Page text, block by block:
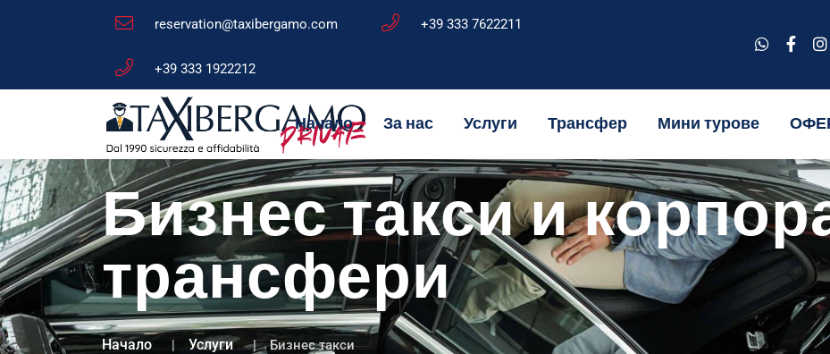
reservation@taxibergamo.com +39 333 7622211
+39 333 1922212
Начало За нас Услуги Трансфер Мини турове
Бизнес такси и
трансфери
Начало Услуги Бизнес такси